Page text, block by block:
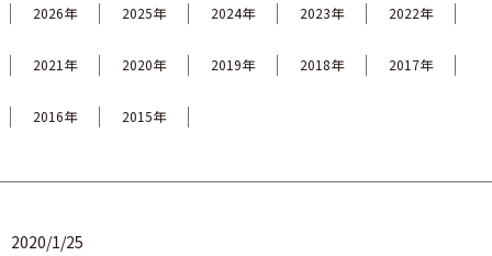
2026年 2025年 2024年 2023年 2022年
2021年 2020年 2019年 2018年 2017年
2016年 2015年
2020/1/25